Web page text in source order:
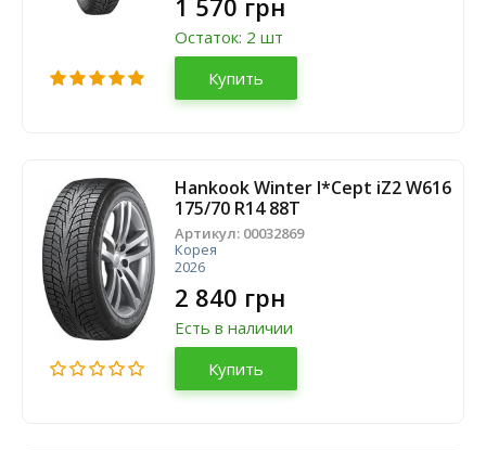
1 570 грн
Остаток: 2 шт
Купить
Hankook Winter I*Cept iZ2 W616
175/70 R14 88T
Артикул: 00032869
Корея
2026
2 840 грн
Есть в наличии
Купить